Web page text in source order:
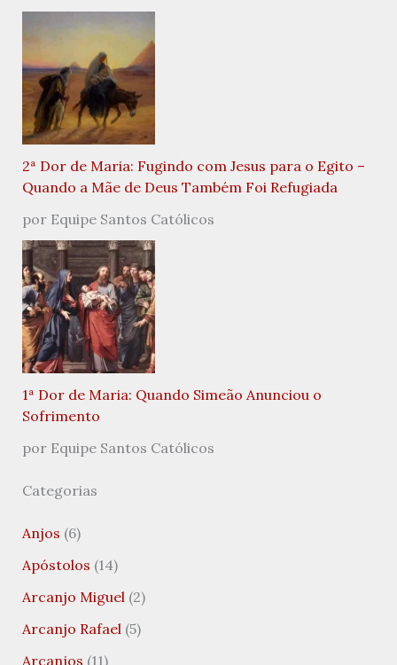
2ª Dor de Maria: Fugindo com Jesus para o Egito –
Quando a Mãe de Deus Também Foi Refugiada
por Equipe Santos Católicos
1ª Dor de Maria: Quando Simeão Anunciou o
Sofrimento
por Equipe Santos Católicos
Categorias
Anjos (6)
Apóstolos (14)
Arcanjo Miguel(2)
Arcanjo Rafael(5)
Arcanjos (11)